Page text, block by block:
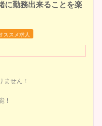
に勤務出来ることを楽
ススメ求人
ません！
！